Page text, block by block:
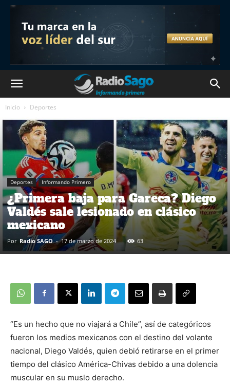
Inicio Deportes
Deportes Informando Primero
¿Primera baja para Gareca? Diego
Valdés sale lesionado en clásico
mexicano
Por Radio SAGO - 17 de marzo de 2024 63
“Es un hecho que no viajará a Chile”, así de categóricos
fueron los medios mexicanos con el destino del volante
nacional, Diego Valdés, quien debió retirarse en el primer
tiempo del clásico América-Chivas debido a una dolencia
muscular en su muslo derecho.